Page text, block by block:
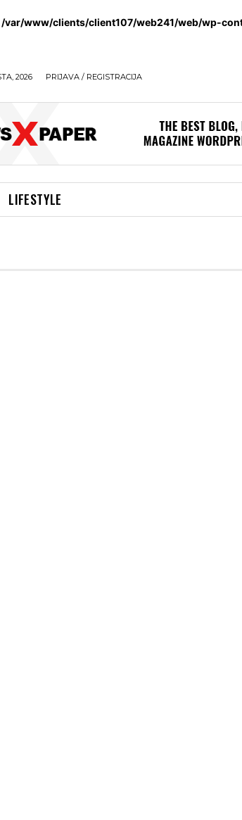
/var/www/clients/client107/web241/web/wp-
2026 PRIJAVA / REGISTRACIJA
LIFESTYLE